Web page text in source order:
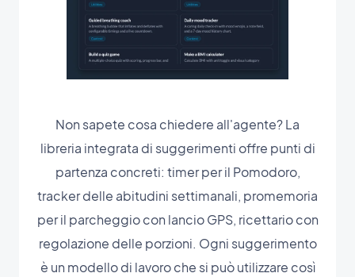
Non sapete cosa chiedere all'agente? La
libreria integrata di suggerimenti offre punti di
partenza concreti: timer per il Pomodoro,
tracker delle abitudini settimanali, promemoria
per il parcheggio con lancio GPS, ricettario con
regolazione delle porzioni. Ogni suggerimento
è un modello di lavoro che si può utilizzare così